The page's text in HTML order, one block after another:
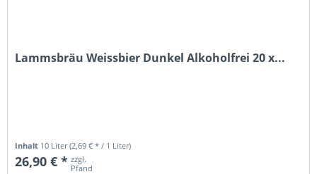
Lammsbräu Weissbier Dunkel Alkoholfrei 20 x...
Inhalt 10 Liter(2,69 € * / 1 Liter)
26,90 € * zzgl.
Pfand